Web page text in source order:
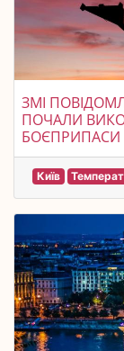
ЗМІ
ПОЧАЛИ
БОЄПРИПАСИ
Київ